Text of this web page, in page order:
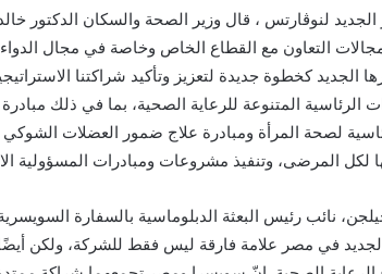
الجديد لنوڤارتس ، قال وزير الصحة والسكان الدكتور
التعاون مع القطاع الخاص وخاصة في مجال
الجديد كخطوة جديدة لتعزيز وتأكيد شراكتنا
الرئاسية المتنوعة للرعاية الصحية، بما في ذلك
لكل المرضى، وتنفيذ مشروعات ومبادرات المسؤولية
نائب رئيس البعثة الدبلوماسية بالسفارة
في مصر علامة فارقة ليس فقط للشركة، ولكن أيضًا